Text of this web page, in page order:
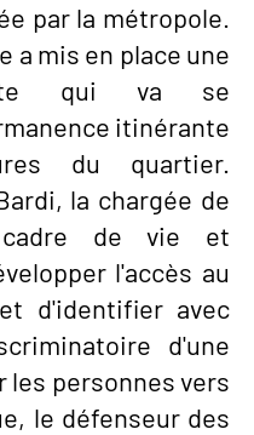
par la métropole.
a mis en place une
qui va se
itinérante
du quartier.
la chargée de
cadre de vie et
l'accès au
d'identifier avec
d'une
personnes vers
le défenseur des